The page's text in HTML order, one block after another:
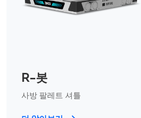
R-봇
사방 팔레트 셔틀